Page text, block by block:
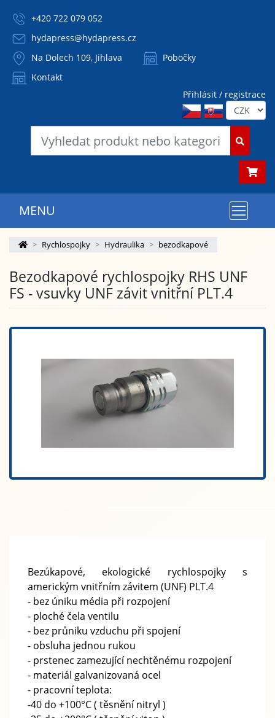
+420 722 079 052
hydapress@hydapress.cz
Na Dolech 109, Jihlava
Pobočky
Kontakt
Přihlásit / registrace
MENU
Rychlospojky Hydraulika bezodkapové
Bezodkapové rychlospojky RHS UNF
FS - vsuvky UNF závit vnitřní PLT.4
Bezúkapové, ekologické rychlospojky s
americkým vnitřním závitem (UNF) PLT.4
- bez úniku média při rozpojení
- ploché čela ventilu
- bez průniku vzduchu při spojení
- obsluha jednou rukou
- prstenec zamezující nechtěnému rozpojení
- materiál galvanizovaná ocel
- pracovní teplota:
-40 do +100°C ( těsnění nitryl )